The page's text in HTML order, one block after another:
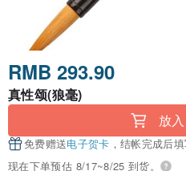
RMB 293.90
真性颂(狼毫)
放
免费赠送电子贺卡 ，结帐完成后
现在下单预估 8/17~8/25 到货。